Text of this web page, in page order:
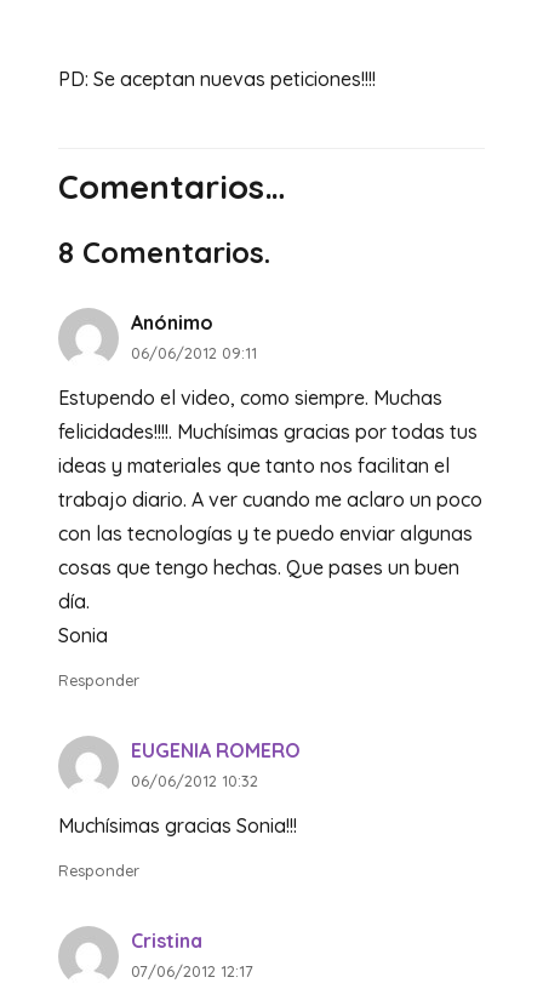
PD: Se aceptan nuevas peticiones!!!!
Comentarios…
8 Comentarios.
Anónimo
06/06/2012 09:11
Estupendo el video, como siempre. Muchas
felicidades!!!!. Muchísimas gracias por todas tus
ideas y materiales que tanto nos facilitan el
trabajo diario. A ver cuando me aclaro un poco
con las tecnologías y te puedo enviar algunas
cosas que tengo hechas. Que pases un buen
día.
Sonia
Responder
EUGENIA ROMERO
06/06/2012 10:32
Muchísimas gracias Sonia!!!
Responder
Cristina
07/06/2012 12:17